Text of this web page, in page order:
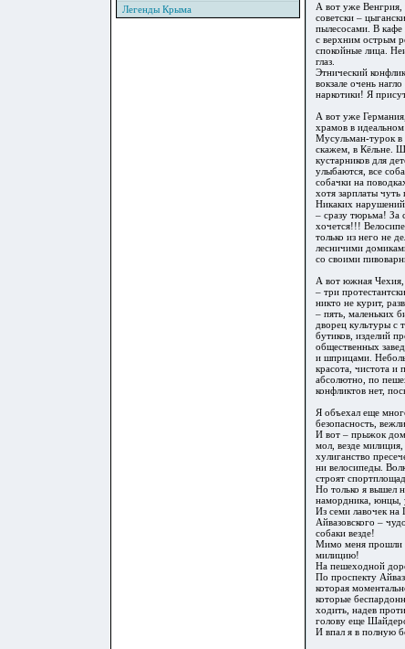
Легенды Крыма
А вот уже Венгрия,
советски –
пылесосами. В
с верхним острым
спокойные лица.
глаз.
Этнический
вокзале очень
наркотики! Я
А вот уже
храмов в
Мусульман-турок в
скажем, в Кёльне.
кустарников для
улыбаются, все
собачки на
хотя зарплаты
Никаких
– сразу тюрьма! За
хочется!!!
только из него не
лесничими
со своими
А вот южная Чехия,
– три
никто не курит,
– пять, маленьких
дворец культуры с
бутиков, изделий
общественных
и шприцами.
красота, чистота и
абсолютно, по
конфликтов нет,
Я объехал еще
безопасность,
И вот – прыжок
мол, везде
хулиганство
ни велосипеды.
строят
Но только я вышел
намордника, юнцы,
Из семи лавочек на
Айвазовского –
собаки везде!
Мимо меня прошли
милицию!
На пешеходной
По проспекту
которая
которые
ходить, надев
голову еще
И впал я в полную